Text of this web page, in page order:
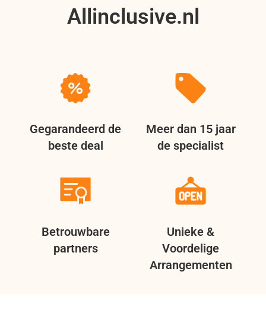
Allinclusive.nl
Gegarandeerd de
beste deal
Meer dan 15 jaar
de specialist
Betrouwbare
partners
Unieke &
Voordelige
Arrangementen